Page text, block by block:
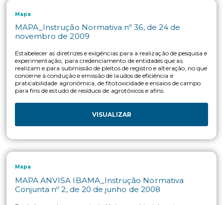
Mapa
Conjunta nº 1, de 16 de junho de 2013
Alteração de formulação de agrotóxicos e afins.
Mapa
MAPA_Instrução Normativa nº 14, de 26 de
de 2012